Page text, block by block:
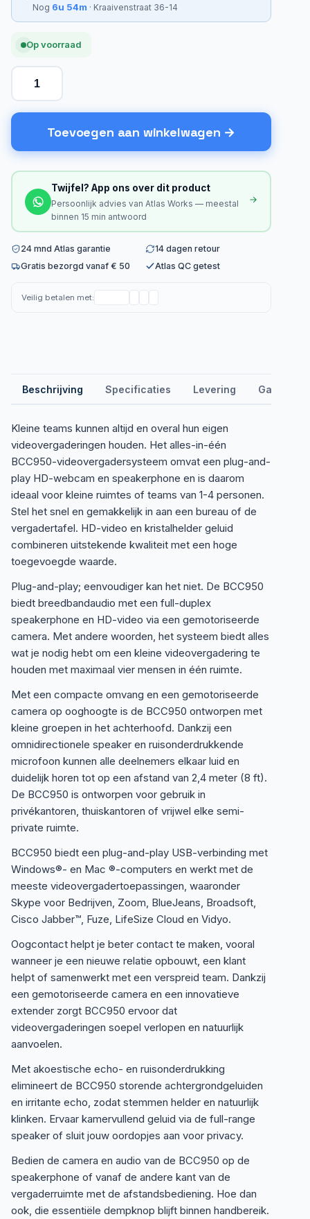
Nog 6u 54m · Kraaivenstraat 36-14
Op voorraad
Toevoegen aan winkelwagen
Twijfel? App ons over dit product
Persoonlijk advies van Atlas Works — meestal
binnen 15 min antwoord
24 mnd Atlas garantie
14 dagen retour
Gratis bezorgd vanaf € 50
Atlas QC getest
Veilig betalen met:
Beschrijving Specificaties Levering Garantie
Kleine teams kunnen altijd en overal hun eigen
videovergaderingen houden. Het alles-in-één
BCC950-videovergadersysteem omvat een plug-and-
play HD-webcam en speakerphone en is daarom
ideaal voor kleine ruimtes of teams van 1-4 personen.
Stel het snel en gemakkelijk in aan een bureau of de
vergadertafel. HD-video en kristalhelder geluid
combineren uitstekende kwaliteit met een hoge
toegevoegde waarde.
Plug-and-play; eenvoudiger kan het niet. De BCC950
biedt breedbandaudio met een full-duplex
speakerphone en HD-video via een gemotoriseerde
camera. Met andere woorden, het systeem biedt alles
wat je nodig hebt om een kleine videovergadering te
houden met maximaal vier mensen in één ruimte.
Met een compacte omvang en een gemotoriseerde
camera op ooghoogte is de BCC950 ontworpen met
kleine groepen in het achterhoofd. Dankzij een
omnidirectionele speaker en ruisonderdrukkende
microfoon kunnen alle deelnemers elkaar luid en
duidelijk horen tot op een afstand van 2,4 meter (8 ft).
De BCC950 is ontworpen voor gebruik in
privékantoren, thuiskantoren of vrijwel elke semi-
private ruimte.
BCC950 biedt een plug-and-play USB-verbinding met
Windows®- en Mac ®-computers en werkt met de
meeste videovergadertoepassingen, waaronder
Skype voor Bedrijven, Zoom, BlueJeans, Broadsoft,
Cisco Jabber™, Fuze, LifeSize Cloud en Vidyo.
Oogcontact helpt je beter contact te maken, vooral
wanneer je een nieuwe relatie opbouwt, een klant
helpt of samenwerkt met een verspreid team. Dankzij
een gemotoriseerde camera en een innovatieve
extender zorgt BCC950 ervoor dat
videovergaderingen soepel verlopen en natuurlijk
aanvoelen.
Met akoestische echo- en ruisonderdrukking
elimineert de BCC950 storende achtergrondgeluiden
en irritante echo, zodat stemmen helder en natuurlijk
klinken. Ervaar kamervullend geluid via de full-range
speaker of sluit jouw oordopjes aan voor privacy.
Bedien de camera en audio van de BCC950 op de
speakerphone of vanaf de andere kant van de
vergaderruimte met de afstandsbediening. Hoe dan
ook, die essentiële dempknop blijft binnen handbereik.